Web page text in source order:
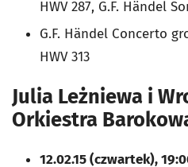
HWV 287, G.F. Händel
G.F. Händel Concerto
HWV 313
Julia Leżniewa i
Orkiestra
12.02.15 (czwartek),